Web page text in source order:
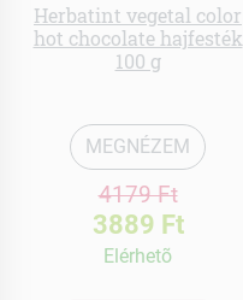
Herbatint vegetal color
hot chocolate hajfesték
100 g
MEGNÉZEM
4179 Ft
3889 Ft
Elérhetõ